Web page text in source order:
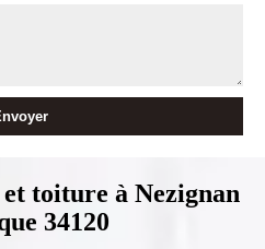
toiture à Nezignan
34120